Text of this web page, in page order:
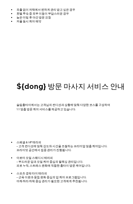
외출 없이 자택에서 편하게 관리 받고 싶은 경우
호텔 투숙 중 외부 이동이 부담스러운 경우
늦은 미팅 후 야간 방문 요청
커플 동시 케어 예약
${dong} 방문 마사지 서비스 안내
슬림홈타이에서는 고객님의 컨디션과 상황에 맞춰 다양한 코스를 구성하여
1:1 맞춤 방문 케어 서비스를 제공하고 있습니다.
스페셜 & VIP 테라피
– 고객 컨디션에 맞춰 강도와 시간을 조절하는 프리미엄 맞춤 케어입니다.
프라이빗 공간에서 집중 관리가 진행됩니다.
아로마 오일 스웨디시 테라피
– 부드러운 압과 오일 케어 중심의 릴렉싱 관리입니다.
피로 누적, 스트레스 완화에 적합한 홈타이 방문 케어입니다.
스포츠 경락 타이 테라피
– 근육 이완과 뭉침 완화 중심의 압 케어 프로그램입니다.
어깨·허리·하체 중심 관리가 필요한 고객에게 추천됩니다.